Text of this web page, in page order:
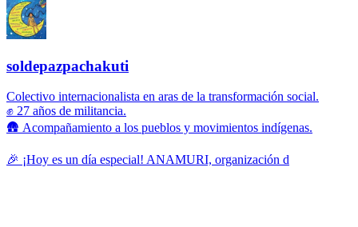
soldepazpachakuti
Colectivo internacionalista en aras de la transformación social.
✊ 27 años de militancia.
🛖 Acompañamiento a los pueblos y movimientos indígenas.
🎉 ¡Hoy es un día especial! ANAMURI, organización d